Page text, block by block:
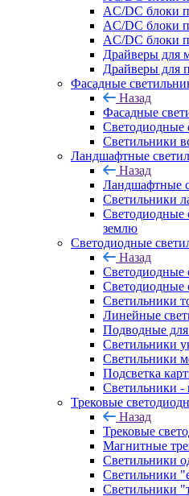
AC/DC блоки
AC/DC блоки
AC/DC блоки
Драйверы для
Драйверы для
Фасадные
Назад
Фасадные
Светодиодные
Светильники
Ландшафтные
Назад
Ландшафтные
Светильники
Светодиодные
землю
Светодиодные
Назад
Светодиодные
Светодиодные
Светильники
Линейные
Подводные для
Светильники
Светильники
Подсветка
Светильники -
Трековые
Назад
Трековые
Магнитные
Светильники
Светильники
Светильники